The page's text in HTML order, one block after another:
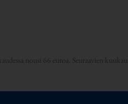
nousi 66 euroa. Seuraavien